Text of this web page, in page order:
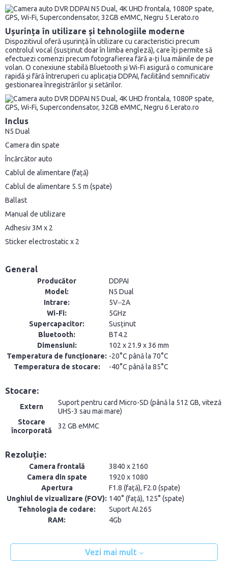
Ușurința în utilizare și tehnologiile moderne
Dispozitivul oferă ușurință în utilizare cu caracteristici precum
controlul vocal (susținut doar în limba engleză), care îți permite să
efectuezi comenzi precum fotografierea fără a-ți lua mâinile de pe
volan. O conexiune stabilă Bluetooth și Wi-Fi asigură o comunicare
rapidă și fără întreruperi cu aplicația DDPAI, facilitând semnificativ
gestionarea înregistrărilor și setărilor.
Inclus
N5 Dual
Camera din spate
Încărcător auto
Cablul de alimentare (față)
Cablul de alimentare 5.5 m (spate)
Ballast
Manual de utilizare
Adhesiv 3M x 2
Sticker electrostatic x 2
General
Producător
DDPAI
Model:
N5 Dual
Intrare:
5V⎓2A
Wi-Fi:
5GHz
Supercapacitor:
Susținut
Bluetooth:
BT4.2
Dimensiuni:
102 x 21.9 x 36 mm
Temperatura de funcționare: -20°C până la 70°C
Temperatura de stocare:
-40°C până la 85°C
Stocare:
Extern
Suport pentru card Micro-SD (până la 512 GB, viteză
UHS-3 sau mai mare)
Stocare
încorporată
32 GB eMMC
Rezoluție:
Camera frontală
3840 x 2160
Camera din spate
1920 x 1080
Apertura
F1.8 (față), F2.0 (spate)
Unghiul de vizualizare (FOV): 140° (față), 125° (spate)
Tehnologia de codare:
Suport AI.265
RAM:
4Gb
Vezi mai mult